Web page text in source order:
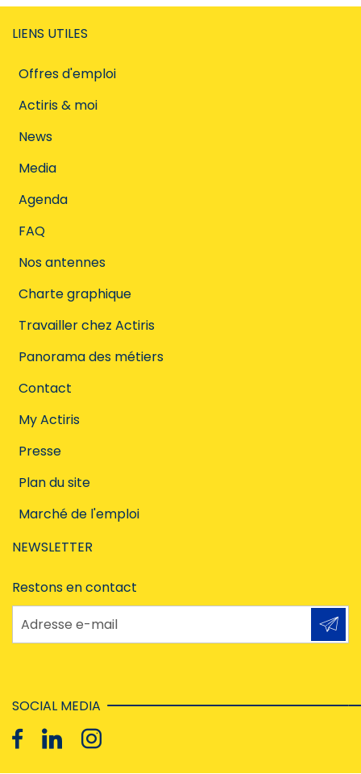
LIENS UTILES
Offres d'emploi
Actiris & moi
News
Media
Agenda
FAQ
Nos antennes
Charte graphique
Travailler chez Actiris
Panorama des métiers
Contact
My Actiris
Presse
Plan du site
Marché de l'emploi
NEWSLETTER
Restons en contact
Adresse e-mail
SOCIAL MEDIA